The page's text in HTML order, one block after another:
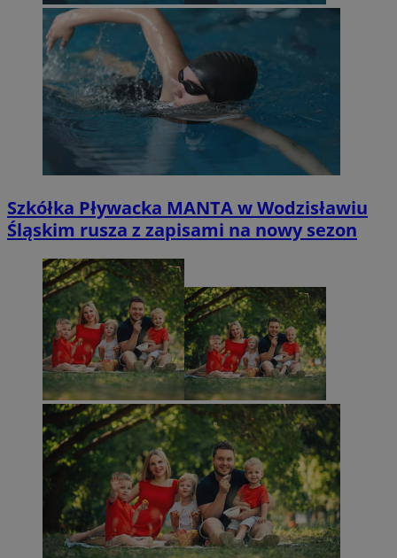
Szkółka Pływacka MANTA w Wodzisławiu
Śląskim rusza z zapisami na nowy sezon